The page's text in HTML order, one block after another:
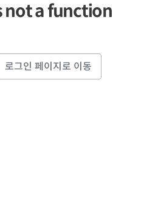
not a function
로그인 페이지로 이동